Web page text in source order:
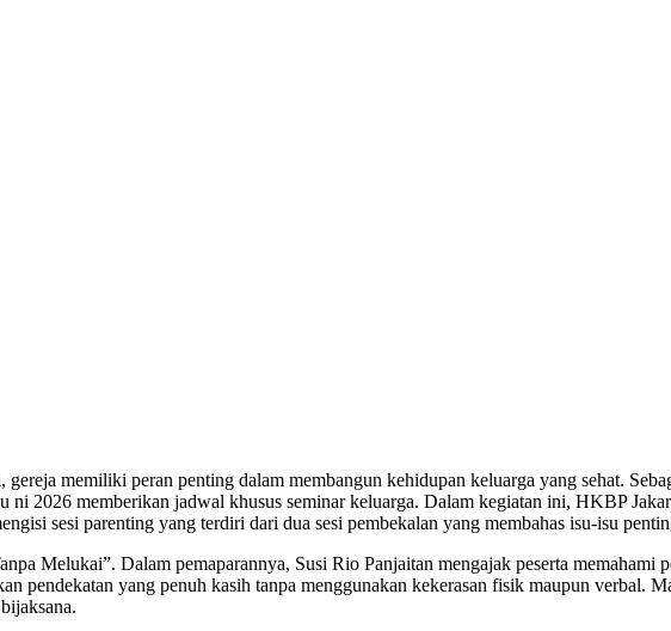
memiliki peran penting dalam membangun kehidupan keluarga yang sehat.
ni 2026 memberikan jadwal khusus seminar keluarga. Dalam kegiatan ini, HKBP
sesi parenting yang terdiri dari dua sesi pembekalan yang membahas isu-isu
Melukai”. Dalam pemaparannya, Susi Rio Panjaitan mengajak peserta
pendekatan yang penuh kasih tanpa menggunakan kekerasan fisik maupun verbal.